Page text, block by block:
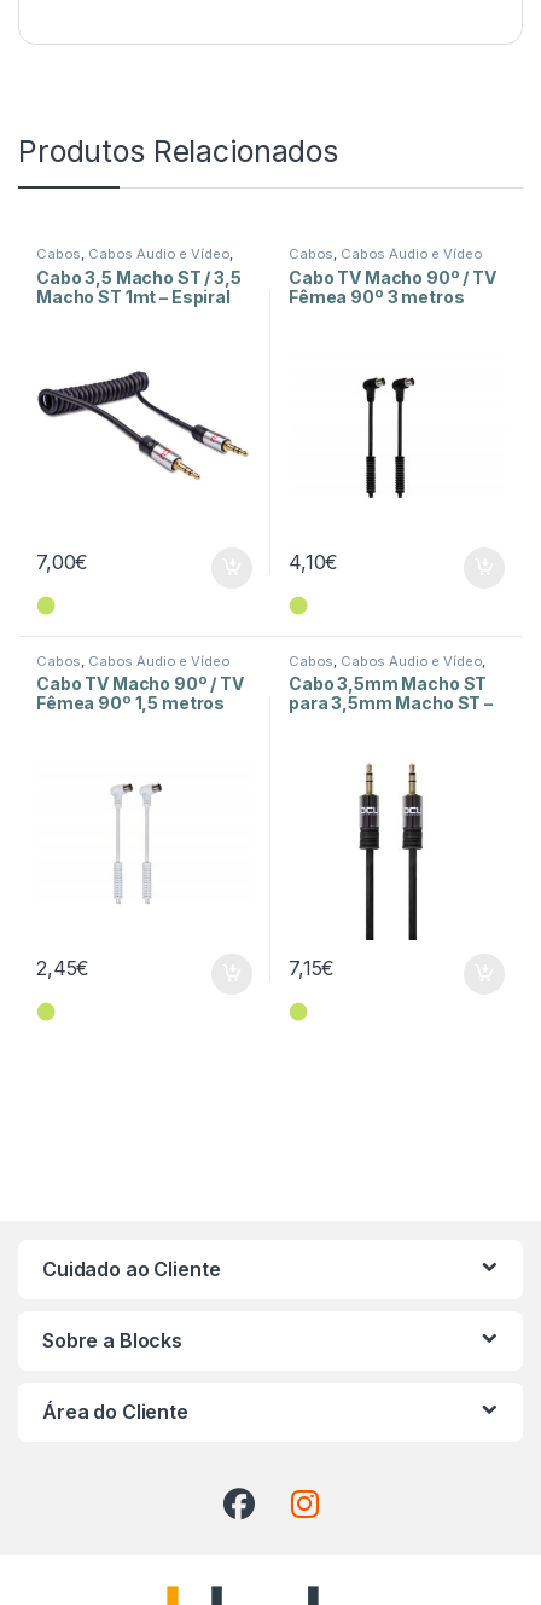
Produtos Relacionados
Cabos, Cabos Áudio e Vídeo,
Cabos Jack 3,5mm
Cabo 3,5 Macho ST / 3,5
Macho ST 1mt – Espiral
7,00€
⬤
Cabos, Cabos Áudio e Vídeo
Cabo TV Macho 90º / TV
Fêmea 90º 3 metros
4,10€
⬤
Cabos Cabos Áudio e Vídeo
Cabo TV Macho 90º / TV
Fêmea 90º 1,5 metros
2,45€
⬤
Cabos Cabos Áudio e Vídeo
Cabos Jack 3,5mm
Cabo 3,5mm Macho ST
para 3,5mm Macho ST –
7,15€
⬤
Cuidado ao Cliente
Sobre a Blocks
Área do Cliente